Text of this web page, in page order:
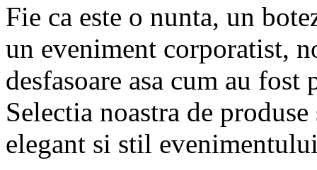
Fie ca este o nunta, un
un eveniment corporatist,
desfasoare asa cum au
Selectia noastra de
elegant si stil